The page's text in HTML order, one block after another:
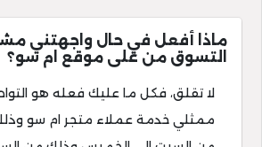
ماذا أفعل في حال واجهتني
التسوق من على موقع ام سو؟
لا تقلق، فكل ما عليك فعله هو
ممثلي خدمة عملاء متجر ام سو